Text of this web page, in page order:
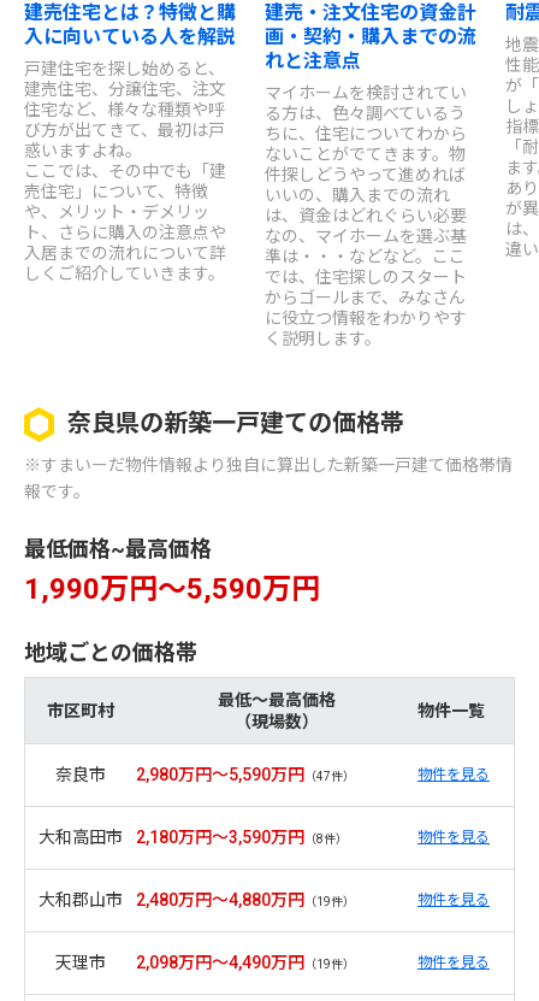
建売住宅とは？特徴と購
入に向いている人を解説
戸建住宅を探し始めると、
建売住宅、分譲住宅、注文
住宅など、様々な種類や呼
び方が出てきて、最初は戸
惑いますよね。
ここでは、その中でも「建
売住宅」について、特徴
や、メリット・デメリッ
ト、さらに購入の注意点や
入居までの流れについて詳
しくご紹介していきます。
建売・注文住宅の資金計
画・契約・購入までの流
れと注意点
マイホームを検討されてい
る方は、色々調べているう
ちに、住宅についてわから
ないことがでてきます。物
件探しどうやって進めれば
いいの、購入までの流れ
は、資金はどれぐらい必要
なの、マイホームを選ぶ基
準は・・・などなど。ここ
では、住宅探しのスタート
からゴールまで、みなさん
に役立つ情報をわかりやす
く説明します。
耐
地
性
が
し
指
「
ま
あ
が
は
違
奈良県の新築一戸建ての価格帯
※すまいーだ物件情報より独自に算出した新築一戸建て価格帯情
報です。
最低価格~最高価格
1,990万円～5,590万円
地域ごとの価格帯
市区町村
最低～最高価格
（現場数）
物件一覧
奈良市 2,980万円～5,590万円 （47件） 物件を見る
大和高田市 2,180万円～3,590万円 （8件） 物件を見る
大和郡山市 2,480万円～4,880万円 （19件） 物件を見る
天理市 2,098万円～4,490万円 （19件） 物件を見る